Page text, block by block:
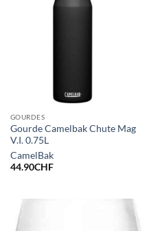
GOURDES
Gourde Camelbak Chute Mag
V.I. 0.75L
CamelBak
44.90CHF